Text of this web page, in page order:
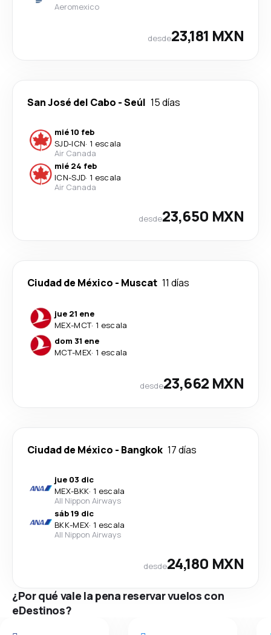
Aeromexico
desde23,181 MXN
San José del Cabo -Seúl 15 días
mié 10 feb
SJD-ICN· 1 escala
Air Canada
mié 24 feb
ICN-SJD· 1 escala
Air Canada
desde23,650 MXN
Ciudad de México - Muscat 11 días
jue 21 ene
MEX-MCT· 1 escala
dom 31 ene
MCT-MEX· 1 escala
desde23,662 MXN
Ciudad de México - Bangkok 17 días
jue 03 dic
MEX-BKK· 1 escala
All Nippon Airways
sáb 19 dic
BKK-MEX· 1 escala
All Nippon Airways
desde24,180 MXN
¿Por qué vale la pena reservar vuelos con
eDestinos?